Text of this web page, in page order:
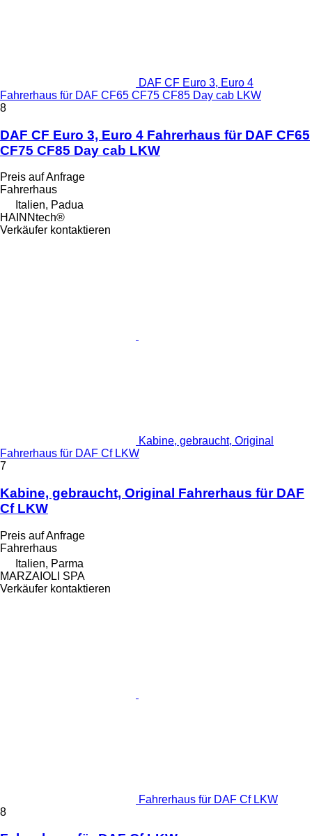
DAF CF Euro 3, Euro 4
Fahrerhaus für DAF CF65 CF75 CF85 Day cab LKW
8
DAF CF Euro 3, Euro 4 Fahrerhaus für DAF CF65
CF75 CF85 Day cab LKW
Preis auf Anfrage
Fahrerhaus
Italien, Padua
HAINNtech®
Verkäufer kontaktieren
Kabine, gebraucht, Original
Fahrerhaus für DAF Cf LKW
7
Kabine, gebraucht, Original Fahrerhaus für DAF
Cf LKW
Preis auf Anfrage
Fahrerhaus
Italien, Parma
MARZAIOLI SPA
Verkäufer kontaktieren
Fahrerhaus für DAF Cf LKW
8